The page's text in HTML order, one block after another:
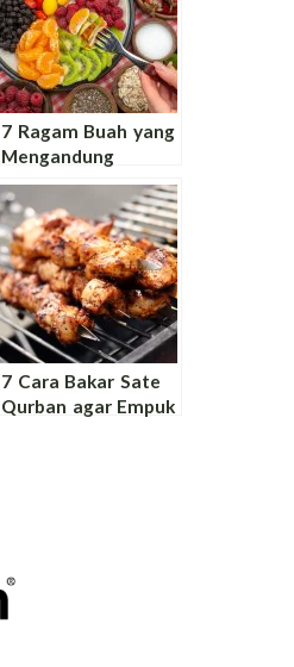
7 Ragam Buah yang
Mengandung
Probiotik atau
Prebiotik untuk
Kesehatan Tubuh
7 Cara Bakar Sate
Qurban agar Empuk